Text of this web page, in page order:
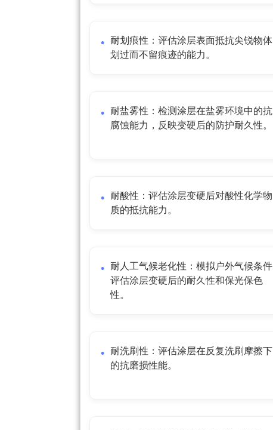
耐划痕性：评估涂层表面抵抗尖锐物体
划过而不留痕迹的能力。
耐盐雾性：检测涂层在盐雾环境中的抗
腐蚀能力，反映变硬后的防护耐久性。
耐酸性：评估涂层变硬后对酸性化学物
质的抵抗能力。
耐人工气候老化性：模拟户外气候条件
评估涂层变硬后的耐久性和保光保色
性。
耐洗刷性：评估涂层在反复洗刷摩擦下
的抗磨损性能。